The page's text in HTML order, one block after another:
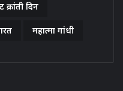
दिन
महात्मा गांधी